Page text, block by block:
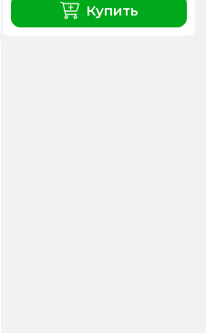
Купить